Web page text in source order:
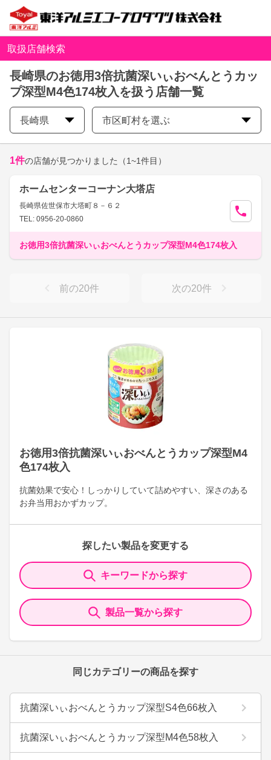
取扱店舗検索
長崎県のお徳用3倍抗菌深いぃおべんとうカッ
プ深型M4色174枚入を扱う店舗一覧
長崎県 市区町村を選ぶ
お徳用3倍抗菌深いぃおべんとうカップ深型M4
色174枚入
抗菌効果で安心！しっかりしていて詰めやすい、深さのある
お弁当用おかずカップ。
探したい製品を変更する
キーワードから探す
製品一覧から探す
同じカテゴリーの商品を探す
抗菌深いぃおべんとうカップ深型S4色66枚入
抗菌深いぃおべんとうカップ深型M4色58枚入
1件の店舗が見つかりました （1~1件目）
ホームセンターコーナン大塔店
長崎県佐世保市大塔町８－６２
TEL: 0956-20-0860
お徳用3倍抗菌深いぃおべんとうカップ深型M4色174枚入
前の20件 次の20件